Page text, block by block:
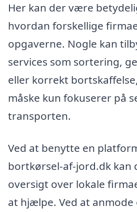
Her kan der være
hvordan forskellige
opgaverne. Nogle kan
services som sortering,
eller korrekt
måske kun fokuserer på
transporten.
Ved at benytte en
bortkørsel-af-jord.dk kan
oversigt over lokale
at hjælpe. Ved at